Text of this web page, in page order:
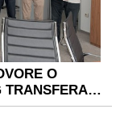
O
TRANSFERA…